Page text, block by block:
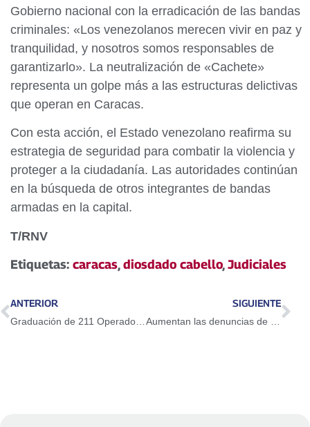
Gobierno nacional con la erradicación de las bandas
criminales: «Los venezolanos merecen vivir en paz y
tranquilidad, y nosotros somos responsables de
garantizarlo». La neutralización de «Cachete»
representa un golpe más a las estructuras delictivas
que operan en Caracas.
Con esta acción, el Estado venezolano reafirma su
estrategia de seguridad para combatir la violencia y
proteger a la ciudadanía. Las autoridades continúan
en la búsqueda de otros integrantes de bandas
armadas en la capital.
T/RNV
Etiquetas: caracas,diosdado cabello,Judiciales
ANTERIOR SIGUIENTE